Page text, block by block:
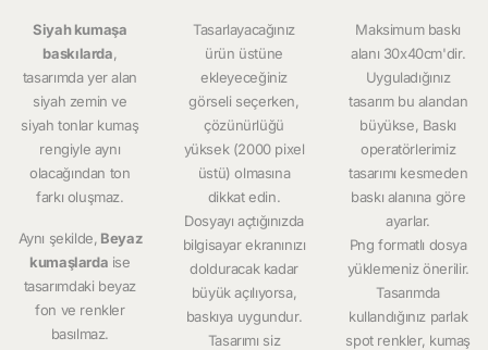
Siyah kumaşa
baskılarda,
tasarımda yer alan
siyah zemin ve
siyah tonlar kumaş
rengiyle aynı
olacağından ton
farkı oluşmaz.
Aynı şekilde, Beyaz
kumaşlarda ise
tasarımdaki beyaz
fon ve renkler
basılmaz.
Tasarlayacağınız
ürün üstüne
ekleyeceğiniz
görseli seçerken,
çözünürlüğü
yüksek (2000 pixel
üstü) olmasına
dikkat edin.
Dosyayı açtığınızda
bilgisayar ekranınızı
dolduracak kadar
büyük açılıyorsa,
baskıya uygundur.
Tasarımı siz
Maksimum baskı
alanı 30x40cm'dir.
Uyguladığınız
tasarım bu alandan
büyükse, Baskı
operatörlerimiz
tasarımı kesmeden
baskı alanına göre
ayarlar.
Png formatlı dosya
yüklemeniz önerilir.
Tasarımda
kullandığınız parlak
spot renkler, kumaş